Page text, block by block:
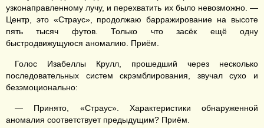
узконаправленному лучу, и перехватить их было невозможно. —
Центр, это «Страус», продолжаю барражирование на высоте
пять тысяч футов. Только что засёк ещё одну
быстродвижущуюся аномалию. Приём.
Голос Изабеллы Крулл, прошедший через несколько
последовательных систем скрэмблирования, звучал сухо и
безэмоционально:
— Принято, «Страус». Характеристики обнаруженной
аномалия соответствует предыдущим? Приём.